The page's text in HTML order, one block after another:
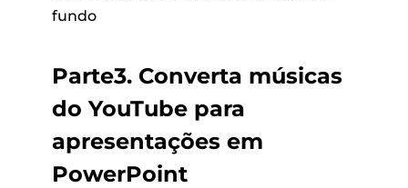
fundo
Parte3. Converta músicas
do YouTube para
apresentações em
PowerPoint